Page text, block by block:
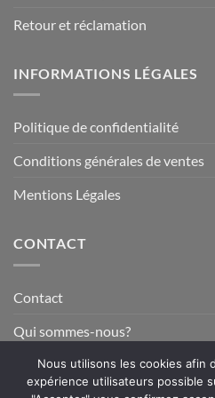
Retour et réclamation
INFORMATIONS LÉGALES
Politique de confidentialité
Conditions générales de ventes
Mentions Légales
CONTACT
Contact
Qui sommes-nous?
Nous utilisons les cookies afin
expérience utilisateurs possible